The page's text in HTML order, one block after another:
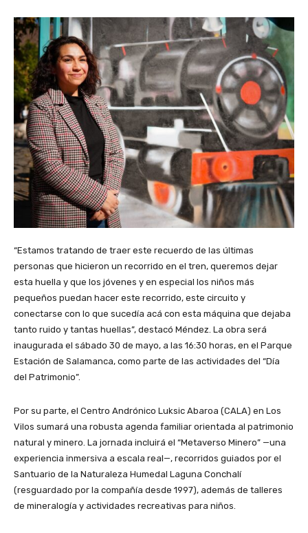
“Estamos tratando de traer este recuerdo de las últimas
personas que hicieron un recorrido en el tren, queremos dejar
esta huella y que los jóvenes y en especial los niños más
pequeños puedan hacer este recorrido, este circuito y
conectarse con lo que sucedía acá con esta máquina que dejaba
tanto ruido y tantas huellas”, destacó Méndez. La obra será
inaugurada el sábado 30 de mayo, a las 16:30 horas, en el Parque
Estación de Salamanca, como parte de las actividades del “Día
del Patrimonio”.
Por su parte, el Centro Andrónico Luksic Abaroa (CALA) en Los
Vilos sumará una robusta agenda familiar orientada al patrimonio
natural y minero. La jornada incluirá el “Metaverso Minero” —una
experiencia inmersiva a escala real—, recorridos guiados por el
Santuario de la Naturaleza Humedal Laguna Conchalí
(resguardado por la compañía desde 1997), además de talleres
de mineralogía y actividades recreativas para niños.